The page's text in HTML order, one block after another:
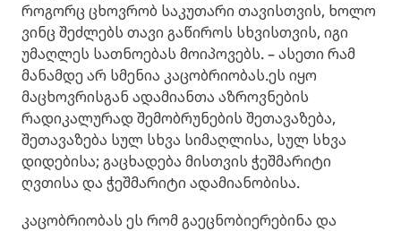
როგორც ცხოვრობ საკუთარი თავისთვის, ხოლო
ვინც შეძლებს თავი გაწიროს სხვისთვის, იგი
უმაღლეს სათნოებას მოიპოვებს. – ასეთი რამ
მანამდე არ სმენია კაცობრიობას.ეს იყო
მაცხოვრისგან ადამიანთა აზროვნების
რადიკალურად შემობრუნების შეთავაზება,
შეთავაზება სულ სხვა სიმაღლისა, სულ სხვა
დიდებისა; გაცხადება მისთვის ჭეშმარიტი
ღვთისა და ჭეშმარიტი ადამიანობისა.
კაცობრიობას ეს რომ გაეცნობიერებინა და